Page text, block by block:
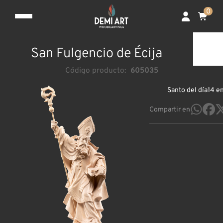
0
San Fulgencio de Écija
Código producto: 605035
Santo del día14
Compartir en